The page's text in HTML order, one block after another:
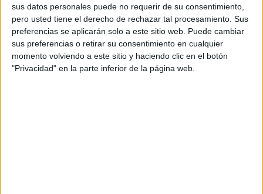
sus datos personales puede no requerir de su consentimiento,
pero usted tiene el derecho de rechazar tal procesamiento. Sus
preferencias se aplicarán solo a este sitio web. Puede cambiar
sus preferencias o retirar su consentimiento en cualquier
momento volviendo a este sitio y haciendo clic en el botón
"Privacidad" en la parte inferior de la página web.